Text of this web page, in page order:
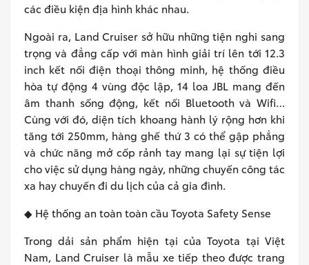
các điều kiện địa hình khác nhau.
Ngoài ra, Land Cruiser sở hữu những tiện nghi sang
trọng và đẳng cấp với màn hình giải trí lên tới 12.3
inch kết nối điện thoại thông minh, hệ thống điều
hòa tự động 4 vùng độc lập, 14 loa JBL mang đến
âm thanh sống động, kết nối Bluetooth và Wifi…
Cùng với đó, diện tích khoang hành lý rộng hơn khi
tăng tới 250mm, hàng ghế thứ 3 có thể gập phẳng
và chức năng mở cốp rảnh tay mang lại sự tiện lợi
cho việc sử dụng hàng ngày, những chuyến công tác
xa hay chuyến đi du lịch của cả gia đình.
◆ Hệ thống an toàn toàn cầu Toyota Safety Sense
Trong dải sản phẩm hiện tại của Toyota tại Việt
Nam, Land Cruiser là mẫu xe tiếp theo được trang